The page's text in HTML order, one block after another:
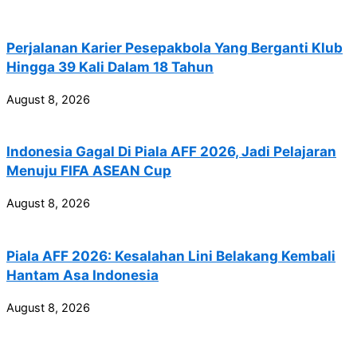
Perjalanan Karier Pesepakbola Yang Berganti Klub
Hingga 39 Kali Dalam 18 Tahun
August 8, 2026
Indonesia Gagal Di Piala AFF 2026, Jadi Pelajaran
Menuju FIFA ASEAN Cup
August 8, 2026
Piala AFF 2026: Kesalahan Lini Belakang Kembali
Hantam Asa Indonesia
August 8, 2026